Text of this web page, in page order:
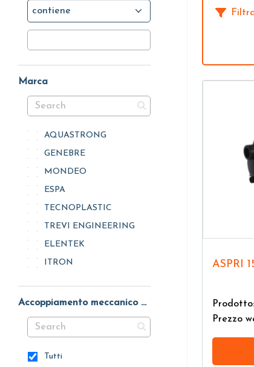
contiene
Marca
AQUASTRONG
GENEBRE
MONDEO
ESPA
TECNOPLASTIC
TREVI ENGINEERING
ELENTEK
ITRON
Accoppiamento meccanico motore
Tutti
ASPRI
Prezzo